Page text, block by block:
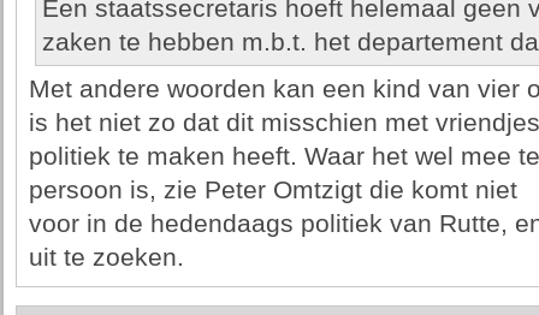
Een staatssecretaris hoeft helemaal geen
zaken te hebben m.b.t. het departement
Met andere woorden kan een kind van vier
is het niet zo dat dit misschien met vriendjes
politiek te maken heeft. Waar het wel mee
persoon is, zie Peter Omtzigt die komt niet
voor in de hedendaags politiek van Rutte,
uit te zoeken.